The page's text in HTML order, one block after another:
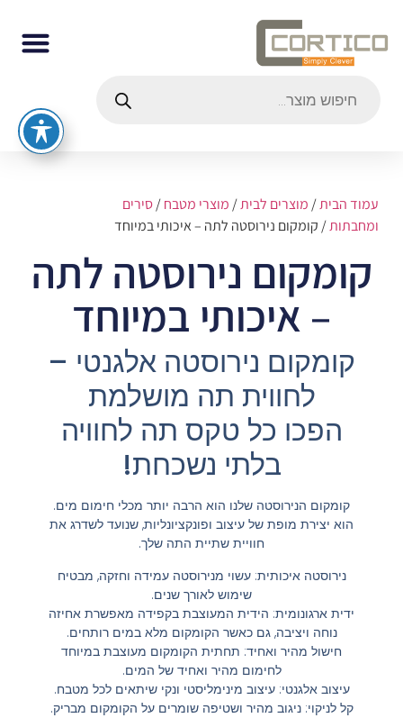
עמוד הבית/מוצרים לבית/מוצרי מטבח/סירים
ומחבתות/ קומקום נירוסטה לתה – איכותי במיוחד
קומקום נירוסטה לתה
– איכותי במיוחד
קומקום נירוסטה אלגנטי –
לחווית תה מושלמת
הפכו כל טקס תה לחוויה
בלתי נשכחת!
קומקום הנירוסטה שלנו הוא הרבה יותר מכלי חימום מים.
הוא יצירת מופת של עיצוב ופונקציונליות, שנועד לשדרג את
חוויית שתיית התה שלך.
נירוסטה איכותית: עשוי מנירוסטה עמידה וחזקה, מבטיח
שימוש לאורך שנים.
ידית ארגונומית: הידית המעוצבת בקפידה מאפשרת אחיזה
נוחה ויציבה, גם כאשר הקומקום מלא במים רותחים.
חישול מהיר ואחיד: תחתית הקומקום מעוצבת במיוחד
לחימום מהיר ואחיד של המים.
עיצוב אלגנטי: עיצוב מינימליסטי ונקי שיתאים לכל מטבח.
קל לניקוי: ניגוב מהיר ושטיפה שומרים על הקומקום מבריק.